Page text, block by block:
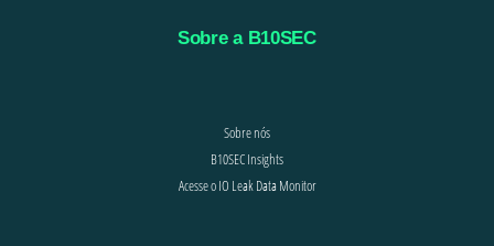
Sobre a B10SEC
Sobre nós
B10SEC Insights
Acesse o IO Leak Data Monitor